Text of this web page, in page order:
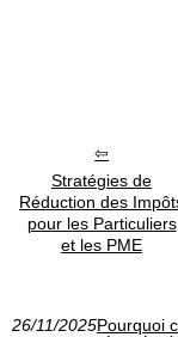
Stratégies de
Réduction des
pour les Particuliers
et les PME
26/11/2025Pourquoi